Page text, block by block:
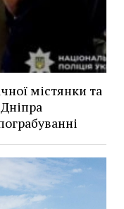
містянки та